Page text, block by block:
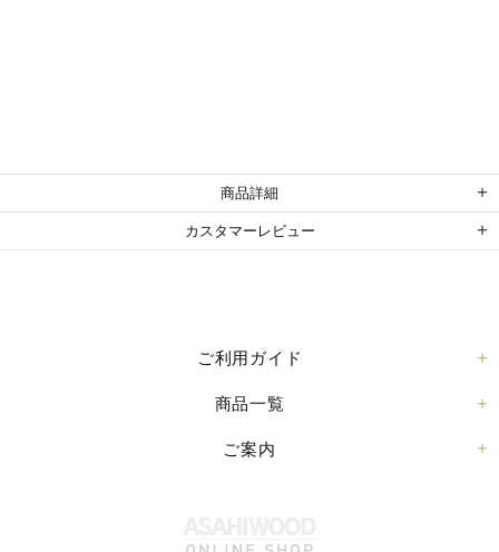
商品詳細
カスタマーレビュー
ご利用ガイド
商品一覧
ご案内